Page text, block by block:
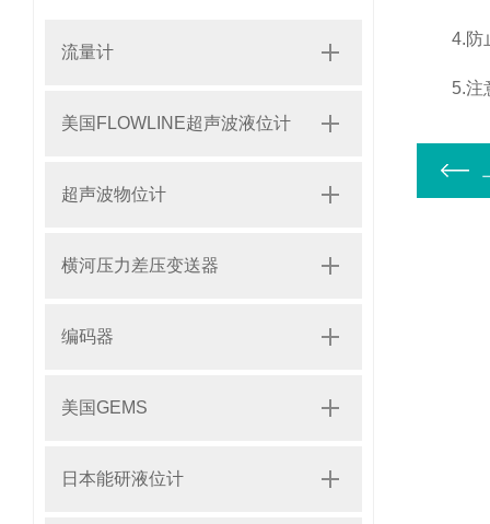
流量计
美国FLOWLINE超声波液位计
超声波物位计
横河压力差压变送器
编码器
美国GEMS
日本能研液位计
4.防止
5.注意